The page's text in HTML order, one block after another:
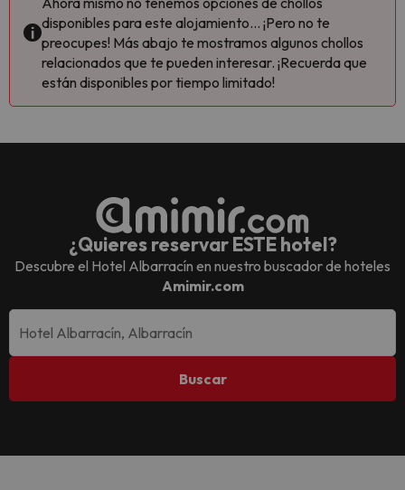
disponibles para este alojamiento... ¡Pero no te
preocupes! Más abajo te mostramos algunos chollos
relacionados que te pueden interesar. ¡Recuerda que
están disponibles por tiempo limitado!
¿Quieres reservar ESTE hotel?
Descubre el Hotel Albarracín en nuestro buscador de hoteles
Amimir.com
Buscar